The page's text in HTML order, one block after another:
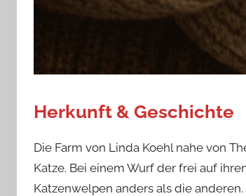
Herkunft & Geschichte
Die Farm von Linda Koehl nahe von
Katze. Bei einem Wurf der frei auf
Katzenwelpen anders als die